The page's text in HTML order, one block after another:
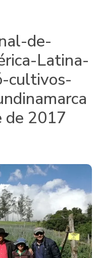
de-
Latina-
cultivos-
de 2017